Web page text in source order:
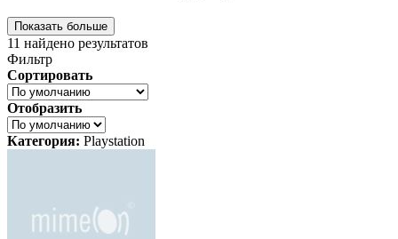
Показать больше
11 найдено результатов
Фильтр
Сортировать
Отобразить
Категория: Playstation